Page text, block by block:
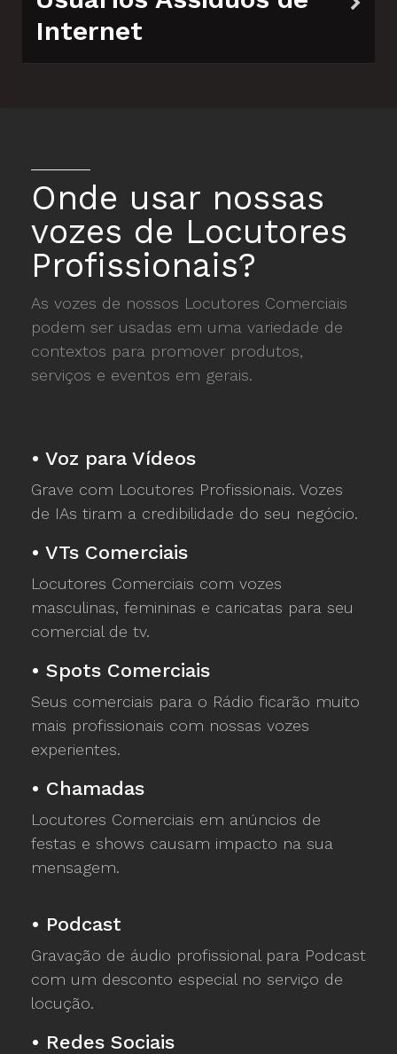
Internet
Onde usar nossas
vozes de Locutores
Profissionais?
As vozes de nossos Locutores Comerciais
podem ser usadas em uma variedade de
contextos para promover produtos,
serviços e eventos em gerais.
• Voz para Vídeos
Grave com Locutores Profissionais. Vozes
de IAs tiram a credibilidade do seu negócio.
• VTs Comerciais
Locutores Comerciais com vozes
masculinas, femininas e caricatas para seu
comercial de tv.
• Spots Comerciais
Seus comerciais para o Rádio ficarão muito
mais profissionais com nossas vozes
experientes.
• Chamadas
Locutores Comerciais em anúncios de
festas e shows causam impacto na sua
mensagem.
• Podcast
Gravação de áudio profissional para Podcast
com um desconto especial no serviço de
locução.
• Redes Sociais